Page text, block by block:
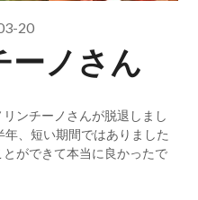
20
ーノさん
ンチーノさんが脱退しまし
、短い期間ではありました
ができて本当に良かったで